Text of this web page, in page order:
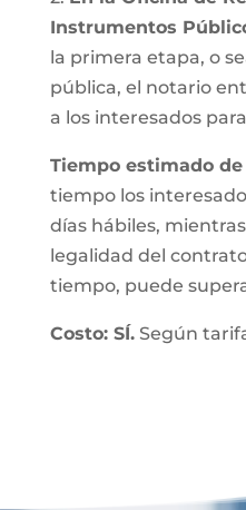
Instrumentos
la primera etapa, o
pública, el notario
a los interesados
Tiempo estimado
tiempo los
días hábiles,
legalidad del
tiempo, puede
Costo: SÍ.Según